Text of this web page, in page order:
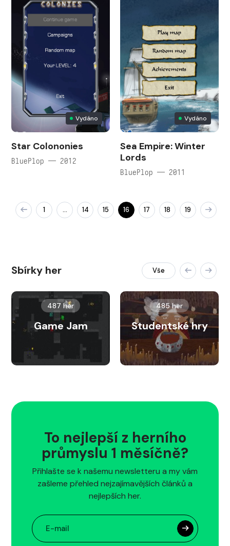
Vydáno
Star Colononies
BluePlop — 2012
Vydáno
Sea Empire: Winter
Lords
BluePlop — 2011
1 … 14 15 16 17 18 19
Sbírky her Vše
487 her
Game Jam
485 her
Studentské hry
To nejlepší z herního
průmyslu 1 měsíčně?
Přihlašte se k našemu newsletteru a my vám
zašleme přehled nejzajímavějších článků a
nejlepších her.